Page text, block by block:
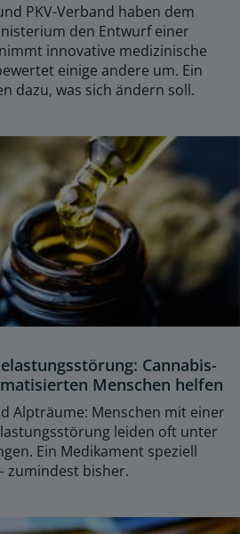
PKV-Verband haben dem
den Entwurf einer
innovative medizinische
einige andere um. Ein
dazu, was sich ändern soll.
Cannabis-
Menschen helfen
Alpträume: Menschen mit einer
leiden oft unter
Ein Medikament speziell
zumindest bisher.